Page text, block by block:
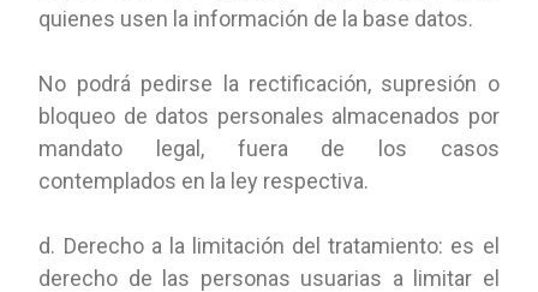
quienes usen la información de la base datos.
No podrá pedirse la rectificación, supresión o
bloqueo de datos personales almacenados por
mandato legal, fuera de los casos
contemplados en la ley respectiva.
d. Derecho a la limitación del tratamiento: es el
derecho de las personas usuarias a limitar el